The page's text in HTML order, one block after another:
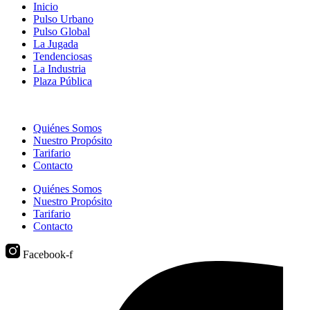
Inicio
Pulso Urbano
Pulso Global
La Jugada
Tendenciosas
La Industria
Plaza Pública
Quiénes Somos
Nuestro Propósito
Tarifario
Contacto
Quiénes Somos
Nuestro Propósito
Tarifario
Contacto
Facebook-f